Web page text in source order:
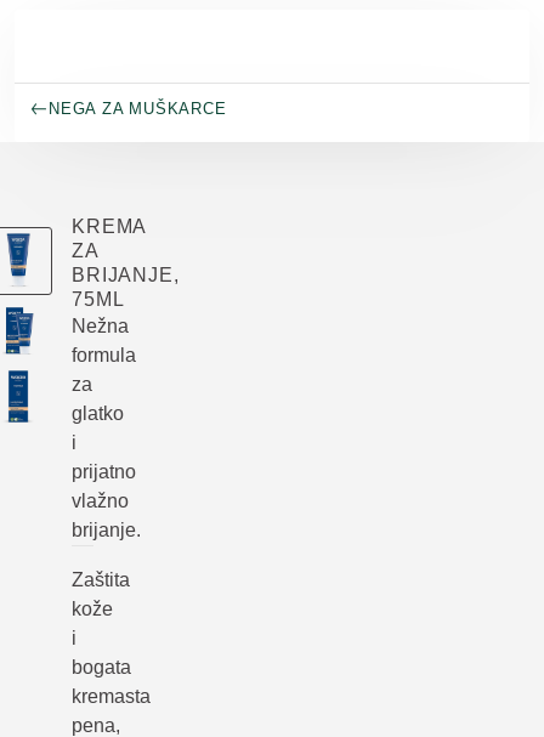
NEGA ZA MUŠKARCE
KREMA
ZA
BRIJANJE,
75ML
Nežna
formula
za
glatko
i
prijatno
vlažno
brijanje.
Zaštita
kože
i
bogata
kremasta
pena,